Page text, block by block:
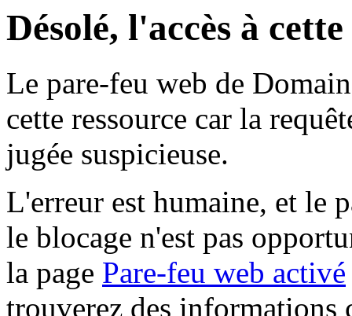
Désolé, l'accès à
Le pare-feu web de
cette ressource car la
jugée suspicieuse.
L'erreur est humaine, et le
le blocage n'est pas
la page Pare-feu web activé
trouverez des informations